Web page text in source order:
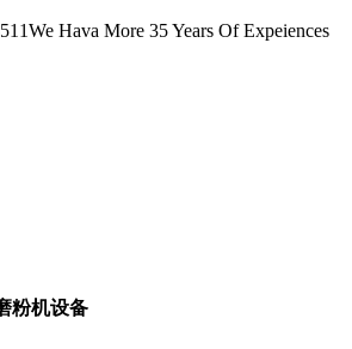
We Hava More 35 Years Of Expeiences
粉机设备